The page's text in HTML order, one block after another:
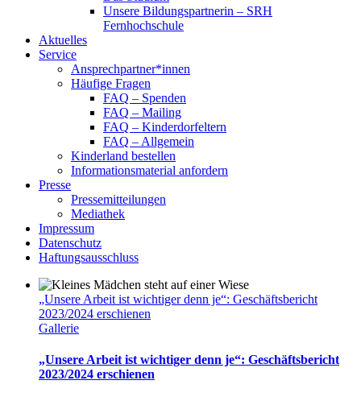
Unsere Bildungspartnerin – SRH
Fernhochschule
Aktuelles
Service
Ansprechpartner*innen
Häufige Fragen
FAQ – Spenden
FAQ – Mailing
FAQ – Kinderdorfeltern
FAQ – Allgemein
Kinderland bestellen
Informationsmaterial anfordern
Presse
Pressemitteilungen
Mediathek
Impressum
Datenschutz
Haftungsausschluss
„Unsere Arbeit ist wichtiger denn je“: Geschäftsbericht
2023/2024 erschienen
Gallerie
„Unsere Arbeit ist wichtiger denn je“: Geschäftsbericht
2023/2024 erschienen